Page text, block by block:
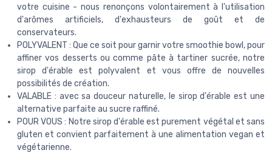
votre cuisine - nous renonçons volontairement à l'utilisation
d'arômes artificiels, d'exhausteurs de goût et de
conservateurs.
POLYVALENT : Que ce soit pour garnir votre smoothie bowl, pour
affiner vos desserts ou comme pâte à tartiner sucrée, notre
sirop d'érable est polyvalent et vous offre de nouvelles
possibilités de création.
VALABLE : avec sa douceur naturelle, le sirop d'érable est une
alternative parfaite au sucre raffiné.
POUR VOUS : Notre sirop d'érable est purement végétal et sans
gluten et convient parfaitement à une alimentation vegan et
végétarienne.